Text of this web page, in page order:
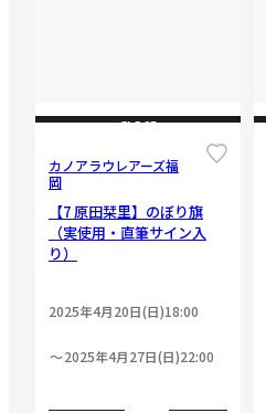
CLOSE
カノアラウレアーズ福
岡
【7 原田栞里】のぼり旗
（実使用・直筆サイン入
り）
2025年4月20日(日)18:00
2025年4月27日(日)22:00